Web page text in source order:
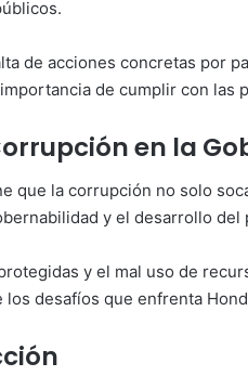
de acciones concretas por
de cumplir con las
en la
que la corrupción no solo
y el desarrollo del
y el mal uso de
desafíos que enfrenta